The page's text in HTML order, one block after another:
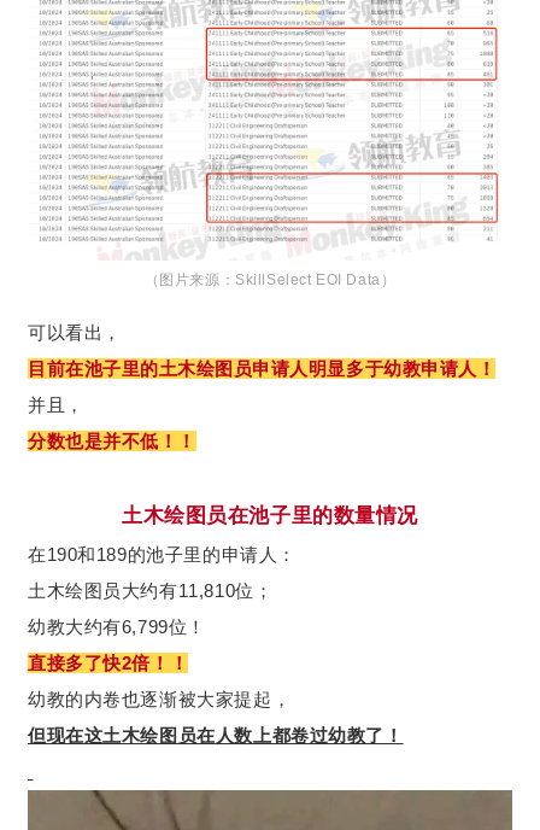
（图片来源： SkillSelect EOI Data ）
可以看出，
目前在池子里的土木绘图员申请人明显多于幼教申请人！
并且，
分数也是并不低！！
土木绘图员在池子里的数量情况
在190和189的池子里的申请人：
土木绘图员大约有11,810位；
幼教大约有6,799位！
直接多了快2倍！！
幼教的内卷也逐渐被大家提起，
但现在这土木绘图员在人数上都卷过幼教了！